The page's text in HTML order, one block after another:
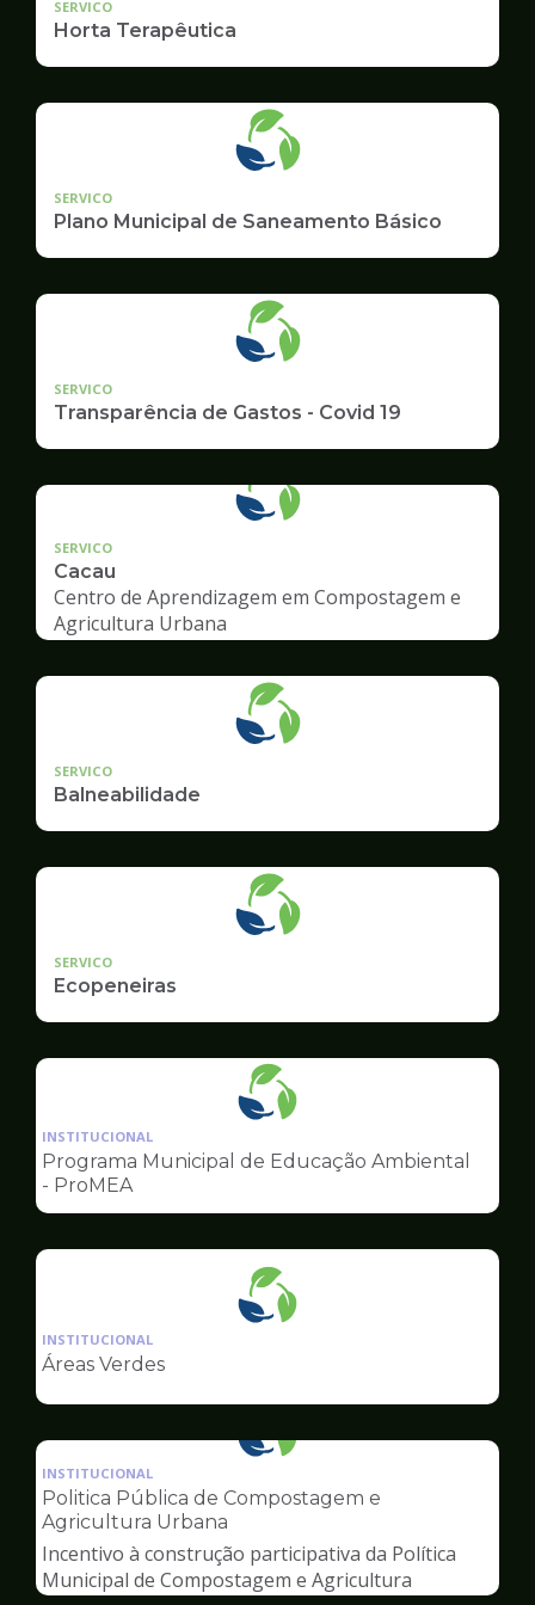
SERVICO
Horta Terapêutica
SERVICO
Plano Municipal de Saneamento Básico
SERVICO
Transparência de Gastos - Covid 19
SERVICO
Cacau
Centro de Aprendizagem em Compostagem e
Agricultura Urbana
SERVICO
Balneabilidade
SERVICO
Ecopeneiras
Ilustração
pagina
Meio
INSTITUCIONAL
Programa Municipal de Educação Ambiental
- ProMEA
Ilustração
Meio
Ambiente
INSTITUCIONAL
Áreas Verdes
Ilustração
pagina
Meio
Ambiente
INSTITUCIONAL
Politica Pública de Compostagem e
Agricultura Urbana
Incentivo à construção participativa da Política
Municipal de Compostagem e Agricultura